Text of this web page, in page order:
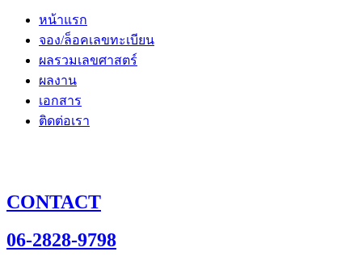
หน้าแรก
จอง/ล็อคเลขทะเบียน
ผลรวมเลขศาสตร์
ผลงาน
เอกสาร
ติดต่อเรา
CONTACT
06-2828-9798